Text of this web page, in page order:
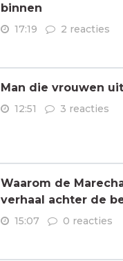
binnen
17:19 2 reacties
Man die vrouwen
12:51 3 reacties
Waarom de
verhaal achter de
15:07 0 reacties